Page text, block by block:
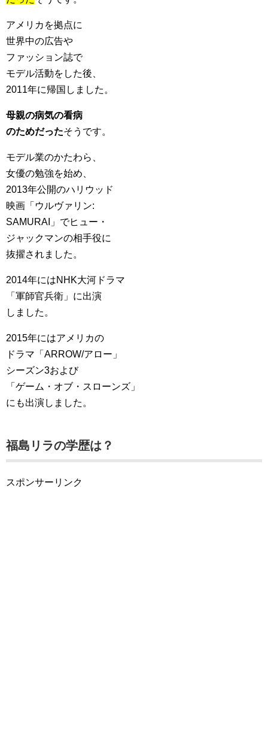
アメリカを拠点に
世界中の広告や
ファッション誌で
モデル活動をした後、
2011年に帰国しました。
母親の病気の看病
のためだったそうです。
モデル業のかたわら、
女優の勉強を始め、
2013年公開のハリウッド
映画「ウルヴァリン:
SAMURAI」でヒュー・
ジャックマンの相手役に
抜擢されました。
2014年にはNHK大河ドラマ
「軍師官兵衛」に出演
しました。
2015年にはアメリカの
ドラマ「ARROW/アロー」
シーズン3および
「ゲーム・オブ・スローンズ」
にも出演しました。
福島リラの学歴は？
スポンサーリンク